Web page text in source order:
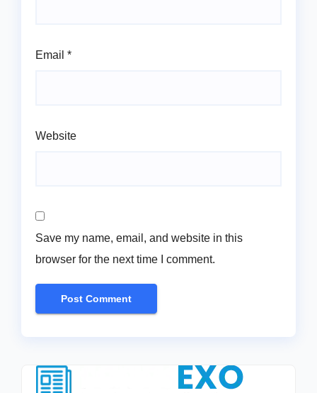
Email *
Website
Save my name, email, and website in this
browser for the next time I comment.